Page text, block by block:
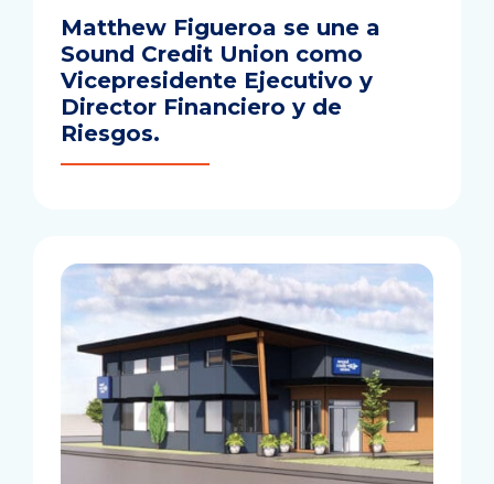
Matthew Figueroa se une a
Sound Credit Union como
Vicepresidente Ejecutivo y
Director Financiero y de
Riesgos.